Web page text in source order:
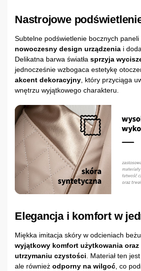
Nastrojowe
Subtelne podświetlenie bocznych paneli
nowoczesny design urządzenia i
Delikatna barwa światła sprzyja
jednocześnie wzbogaca estetykę
akcent dekoracyjny , który przyciąga
wnętrzu wyjątkowego charakteru.
Elegancja i komfort w
Miękka imitacja skóry w odcieniach
wyjątkowy komfort użytkowania oraz
utrzymaniu czystości. Materiał ten
ale również odporny na wilgoć, co